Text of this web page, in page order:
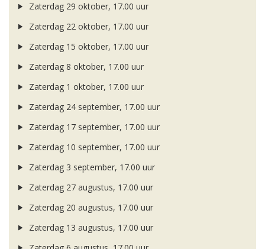
Zaterdag 29 oktober, 17.00 uur
Zaterdag 22 oktober, 17.00 uur
Zaterdag 15 oktober, 17.00 uur
Zaterdag 8 oktober, 17.00 uur
Zaterdag 1 oktober, 17.00 uur
Zaterdag 24 september, 17.00 uur
Zaterdag 17 september, 17.00 uur
Zaterdag 10 september, 17.00 uur
Zaterdag 3 september, 17.00 uur
Zaterdag 27 augustus, 17.00 uur
Zaterdag 20 augustus, 17.00 uur
Zaterdag 13 augustus, 17.00 uur